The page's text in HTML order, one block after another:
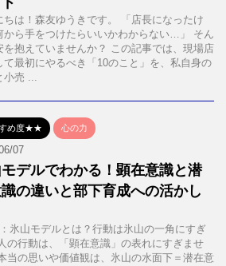
ちは！森友ゆうきです。 「店長になったけ
から手をつけたらいいかわからない…」 そん
を抱えていませんか？ この記事では、現場店
て最初にやるべき「10のこと」を、私自身の
小売 ...
め度★★ 心の力
07
デルでわかる！顕在意識と潜
の違いと部下育成への活かし
氷山モデルとは？行動は氷山の一角にすぎ
の行動は、「顕在意識」の表れにすぎませ
当の思いや価値観は、氷山の水面下＝潜在意